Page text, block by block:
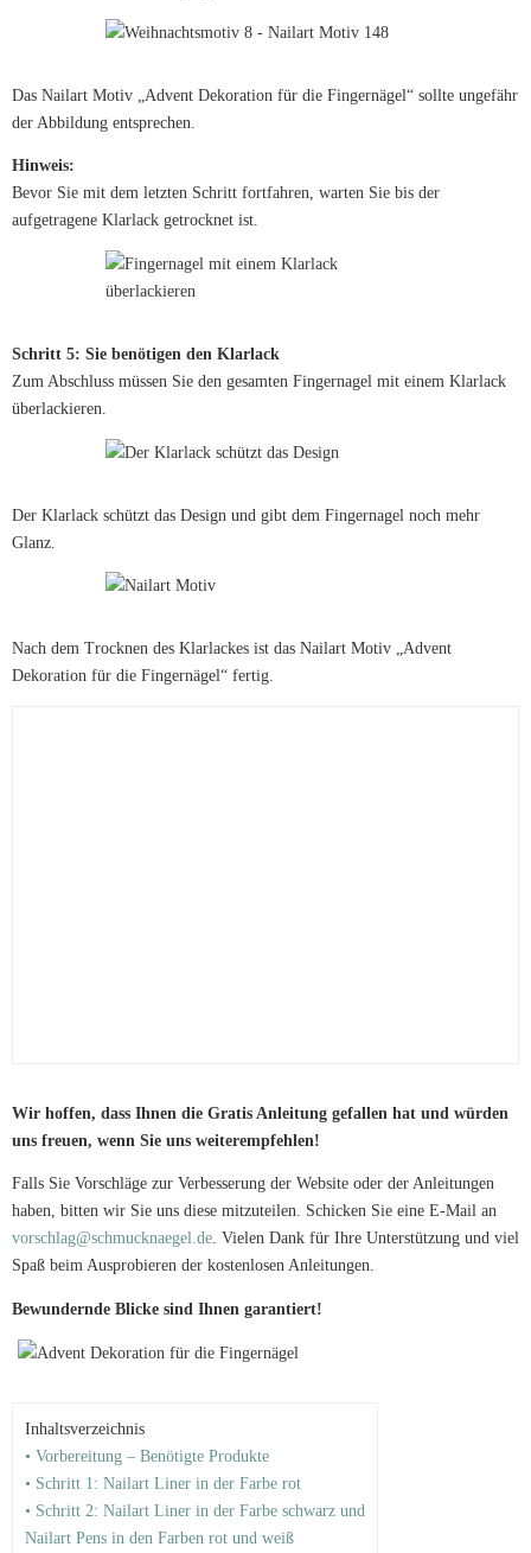
Das Nailart Motiv „Advent Dekoration für die Fingernägel“ sollte ungefähr
der Abbildung entsprechen.
Hinweis:
Bevor Sie mit dem letzten Schritt fortfahren, warten Sie bis der
aufgetragene Klarlack getrocknet ist.
Schritt 5: Sie benötigen den Klarlack
Zum Abschluss müssen Sie den gesamten Fingernagel mit einem Klarlack
überlackieren.
Der Klarlack schützt das Design und gibt dem Fingernagel noch mehr
Glanz.
Nach dem Trocknen des Klarlackes ist das Nailart Motiv „Advent
Dekoration für die Fingernägel“ fertig.
Wir hoffen, dass Ihnen die Gratis Anleitung gefallen hat und würden
uns freuen, wenn Sie uns weiterempfehlen!
Falls Sie Vorschläge zur Verbesserung der Website oder der Anleitungen
haben, bitten wir Sie uns diese mitzuteilen. Schicken Sie eine E-Mail an
vorschlag@schmucknaegel.de. Vielen Dank für Ihre Unterstützung und viel
Spaß beim Ausprobieren der kostenlosen Anleitungen.
Bewundernde Blicke sind Ihnen garantiert!
Inhaltsverzeichnis
• Vorbereitung – Benötigte Produkte
• Schritt 1: Nailart Liner in der Farbe rot
• Schritt 2: Nailart Liner in der Farbe schwarz und
Nailart Pens in den Farben rot und weiß